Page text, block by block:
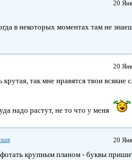
20
в некоторых моментах там не
20
крутая, так мне нравятся твои
надо растут, не то что у меня
20
крупным планом - буквы